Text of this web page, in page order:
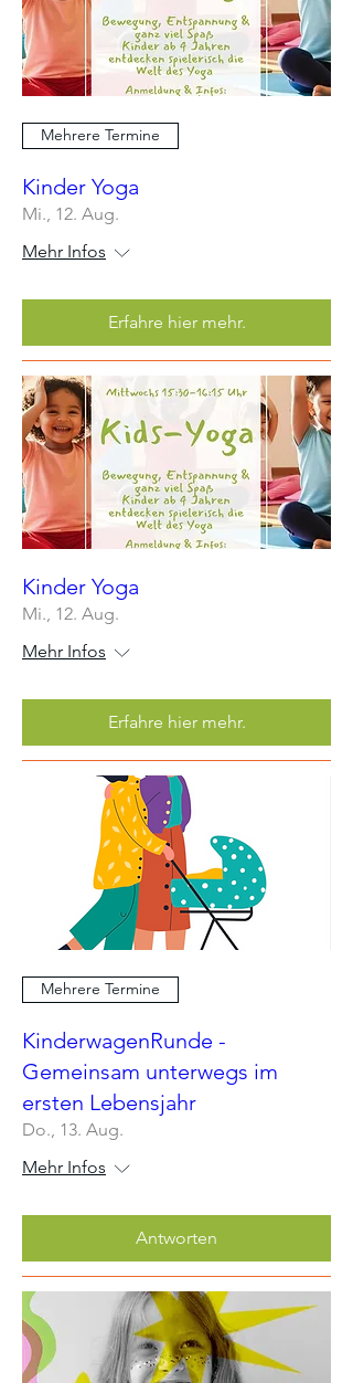
Mehrere Termine
Kinder Yoga
Mi., 12. Aug.
Mehr Infos
Erfahre hier mehr.
Kinder Yoga
Mi., 12. Aug.
Mehr Infos
Erfahre hier mehr.
Mehrere Termine
KinderwagenRunde -
Gemeinsam unterwegs im
ersten Lebensjahr
Do., 13. Aug.
Mehr Infos
Antworten